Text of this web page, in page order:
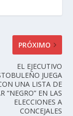
PRÓXIMO
EL EJECUTIVO
JUEGA
UNA LISTA DE
“NEGRO” EN LAS
ELECCIONES A
CONCEJALES